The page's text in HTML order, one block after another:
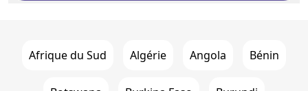
Afrique du Sud Algérie Angola Bénin